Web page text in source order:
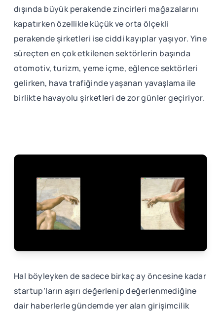
dışında büyük perakende zincirleri mağazalarını
kapatırken özellikle küçük ve orta ölçekli
perakende şirketleri ise ciddi kayıplar yaşıyor. Yine
süreçten en çok etkilenen sektörlerin başında
otomotiv, turizm, yeme içme, eğlence sektörleri
gelirken, hava trafiğinde yaşanan yavaşlama ile
birlikte havayolu şirketleri de zor günler geçiriyor.
Hal böyleyken de sadece birkaç ay öncesine kadar
startup’ların aşırı değerlenip değerlenmediğine
dair haberlerle gündemde yer alan girişimcilik